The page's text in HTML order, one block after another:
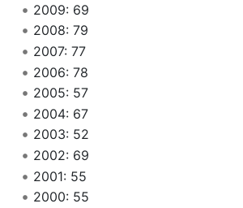
2009: 69
2008: 79
2007: 77
2006: 78
2005: 57
2004: 67
2003: 52
2002: 69
2001: 55
2000: 55